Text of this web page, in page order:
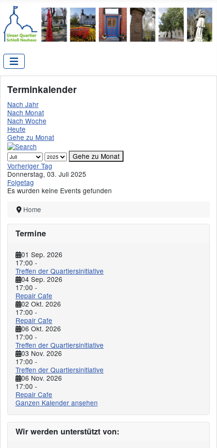
Terminkalender
Nach Jahr
Nach Monat
Nach Woche
Heute
Gehe zu Monat
Gehe zu Monat
Vorheriger Tag
Donnerstag, 03. Juli 2025
Folgetag
Es wurden keine Events gefunden
Home
Termine
01 Sep. 2026
17:00 -
Treffen der Quartiersinitiative
04 Sep. 2026
17:00 -
Repair Cafe
02 Okt. 2026
17:00 -
Repair Cafe
06 Okt. 2026
17:00 -
Treffen der Quartiersinitiative
03 Nov. 2026
17:00 -
Treffen der Quartiersinitiative
06 Nov. 2026
17:00 -
Repair Cafe
Ganzen Kalender ansehen
Wir werden unterstützt von: